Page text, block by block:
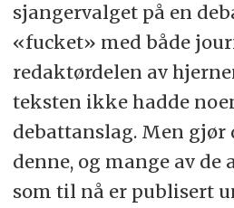
sjangervalget på en
«fucket» med både
redaktørdelen av
teksten ikke hadde
debattanslag. Men gjør
denne, og mange av de
som til nå er publisert